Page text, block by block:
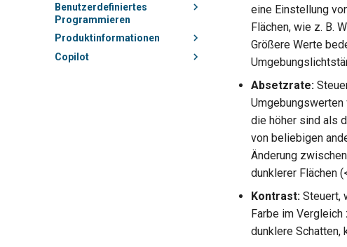
Benutzerdefiniertes
Programmieren
Produktinformationen
Copilot
eine Einstellung
Flächen, wie z. B.
Größere Werte
Absetzrate:
die höher sind als
von beliebigen
Änderung
dunklerer Flächen
Kontrast: Steuert,
Farbe im
dunklere Schatten,